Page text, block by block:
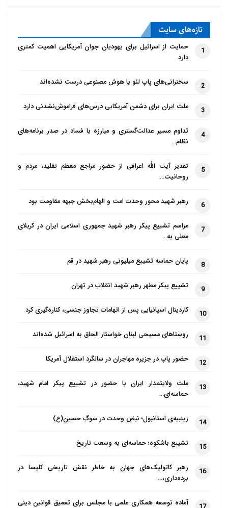
يأس وله نظرة ضبابية قاتمة بالنسبة الي المستقبل ونهاية
التاريخ الإنساني وإنه في النهاية وعلي اساس ماطرحت هذه
النظرية ينفي بشدة ذلك ويعتبره أمرا في غاية السخرية
وتوضيح الأدلة الخاصة بكل واحدة منها يدخل في تفاصيل
أكثر حول النظرية الأولي ويطرح مسألة المنقذ والمهدوية
النهاية السعيدة للتاريخ وذلك بالأستناد علي الإتجاه الديني
وفي النهاية يختم الكاتب مقالته بذكر الخلاصة والنتيجة
النهائية من بحثه.
ادواري، تاريخ خطي، تنازع حق و باطل، آينده نگري مثبت،
آينده نگري منفي (كليدواژه عربي: المهدوية، الحق، الباطل،
التاريخ الإدواري، التاريخ الخطي، نزاع الحق والباطل، النظرة
المستقبيلة الإيجابية، النظرة المستقبيلة السلبية، هدف
التاريخ، التكامل التاريخي، الإنحطاط التاريخي)
تازه‌‌های سایت
1
حمایت از اسرائیل برای یهودیان جوان آمریکایی اهمیت کمتری
دارد
2 سخنرانی‌های پاپ لئو با هوش مصنوعی درست نشده‌اند
3 ملت ایران برای دشمن آمریکایی درس‌های فراموش‌نشدنی دارد
4
تداوم مسیر عدالت‌گستری و مبارزه با فساد در صدر برنامه‌های
نظام…
5
تقدیر آیت الله اعرافی از حضور مراجع معظم تقلید، مردم و
روحانیت…
6 رهبر شهید محور وحدت امت و الهام‌بخش جبهه مقاومت بود
7
مراسم تشییع پیکر رهبر شهید جمهوری اسلامی ایران در کربلای
معلی به…
8 پایان حماسه تشییع میلیونی رهبر شهید در قم
9 تشییع پیکر مطهر رهبر شهید انقلاب در تهران
10 کاردینال اسپانیایی پس از اتهامات تجاوز جنسی، کناره‌گیری کرد
11 روستاهای مسیحی لبنان خواستار الحاق به اسرائیل شده‌اند
12 حضور پاپ در جزیره مهاجران در سالگرد استقلال آمریکا
13
ملت ولایتمدار ایران با حضور در تشییع پیکر امام شهید،
حماسه‌ای…
14 زینبیه‌ی استانبول؛ نبضِ وحدت در سوگِ حسین(ع)
15 تشییع باشکوه؛ حماسه‌ای به وسعت تاریخ
16
رهبر کاتولیک‌های جهان به خاطر نقش تاریخی کلیسا در
برده‌داری،…
آماده توسعه همکاری علمی با مجلس برای تعمیق قوانین دینی